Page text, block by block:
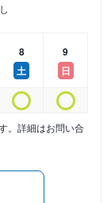
8
土
9
日
。詳細はお問い合